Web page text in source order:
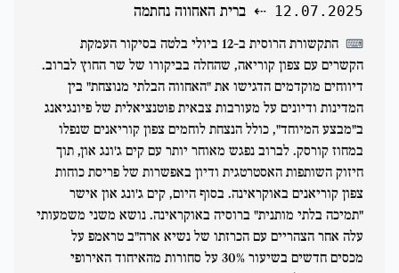
12.07.2025
⇠ ברית האחווה נחתמה
⌨
התקשורת הרוסית ב-12 ביולי בלטה בסיקור העמקת
הקשרים עם צפון קוריאה, שהחלה בביקורו של שר החוץ לברוב.
דיווחים מוקדמים הדגישו את "האחווה הבלתי מנוצחת" בין
המדינות ודיונים על מעורבות צבאית פוטנציאלית של פיונגיאנג
ב"מבצע המיוחד", כולל הנצחת לוחמים צפון קוריאנים שנפלו
במחוז קורסק. לברוב נפגש מאוחר יותר עם קים ג'ונג און, תוך
חיזוק השותפות האסטרטגית ודיון באפשרות של פריסת כוחות
צפון קוריאנים באוקראינה. בסוף היום, קים ג'ונג און אישר
"תמיכה בלתי מותנית" ברוסיה באוקראינה. נושא משני משמעותי
עלה אחר הצהריים עם הכרזתו של נשיא ארה"ב טראמפ על
מכסים חדשים בשיעור 30% על סחורות מהאיחוד האירופי